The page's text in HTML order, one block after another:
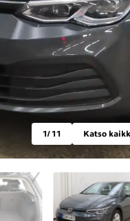
1/ 11 Katso